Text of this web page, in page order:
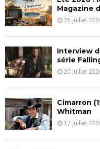
Magazine
26 juillet
Interview
série
20 juillet
Cimarron
Whitman
17 juillet